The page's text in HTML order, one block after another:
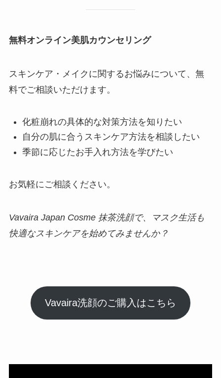
無料オンライン美肌カウンセリング
スキンケア・メイクに関するお悩みについて、無
料でご相談いただけます。
化粧崩れの具体的な対策方法を知りたい
自分の肌に合うスキンケア方法を相談したい
季節に応じたお手入れ方法を学びたい
お気軽にご相談ください。
Vavaira Japan Cosme 抹茶洗顔で、マスク生活も
快適なスキンケアを始めてみませんか？
Vavaira洗顔のご購入はこちら